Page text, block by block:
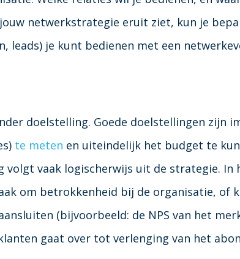
netwerkstrategie eruit ziet, kun je
leads) je kunt bedienen met een
doelstelling. Goede doelstellingen zijn
te meten en uiteindelijk het budget te
volgt vaak logischerwijs uit de strategie. In
om betrokkenheid bij de organisatie, of
(bijvoorbeeld: de NPS van het
gaat over tot verlenging van het